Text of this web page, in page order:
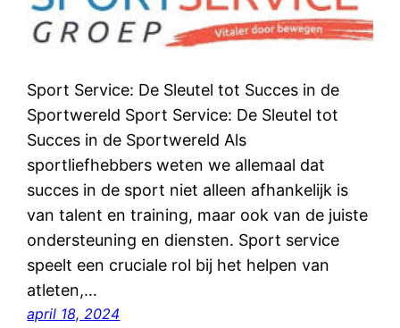
Sport Service: De Sleutel tot Succes in de
Sportwereld Sport Service: De Sleutel tot
Succes in de Sportwereld Als
sportliefhebbers weten we allemaal dat
succes in de sport niet alleen afhankelijk is
van talent en training, maar ook van de juiste
ondersteuning en diensten. Sport service
speelt een cruciale rol bij het helpen van
atleten,…
april 18, 2024